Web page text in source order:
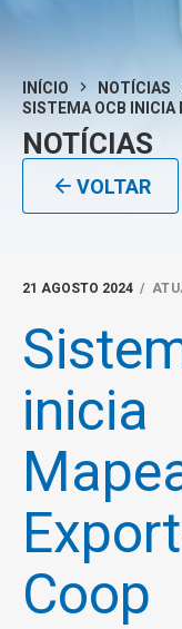
INÍCIO NOTÍCIAS
SISTEMA OCB INICIA
NOTÍCIAS
VOLTAR
21 AGOSTO 2024 /
inicia
Coop